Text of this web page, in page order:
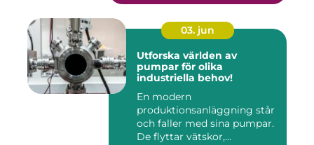
03. jun
Utforska världen av
pumpar för olika
industriella behov!
En modern
produktionsanläggning står
och faller med sina pumpar.
De flyttar vätskor,...